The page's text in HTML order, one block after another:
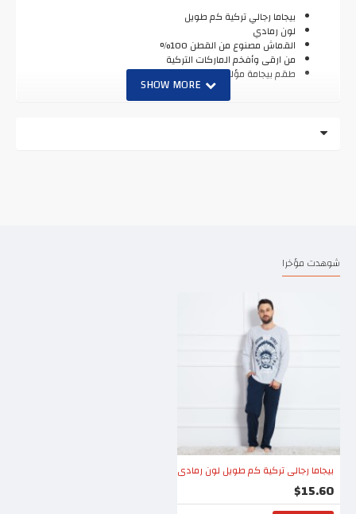
بيجاما رجالي تركية كم طويل
لون رمادي
القماش مصنوع من القطن 100%
من ارقى وأفخم الماركات التركية
طقم بيجامة مؤلف من قطعتين
شوهدت مؤخرا
بيجاما رجالي تركية كم طويل لون رمادي
$15.60